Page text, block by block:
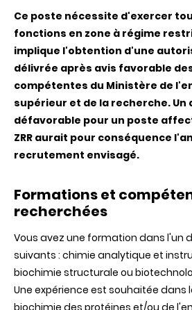
Ce poste nécessite d'exercer
fonctions en zone à régime
implique l'obtention d'une
délivrée après avis favorable
compétentes du Ministère de
supérieur et de la recherche.
défavorable pour un poste
ZRR aurait pour conséquence
recrutement envisagé.
Formations et
recherchées
Vous avez une formation dans l'un
suivants : chimie analytique et
biochimie structurale ou
Une expérience est souhaitée dans